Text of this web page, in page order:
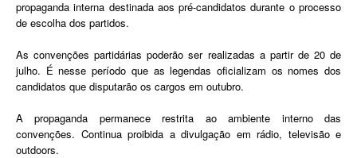
propaganda interna destinada aos pré-candidatos durante o processo
de escolha dos partidos.
As convenções partidárias poderão ser realizadas a partir de 20 de
julho. É nesse período que as legendas oficializam os nomes dos
candidatos que disputarão os cargos em outubro.
A propaganda permanece restrita ao ambiente interno das
convenções. Continua proibida a divulgação em rádio, televisão e
outdoors.